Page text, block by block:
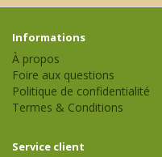
Informations
À propos
Foire aux questions
Politique de confidentialité
Termes & Conditions
Service client